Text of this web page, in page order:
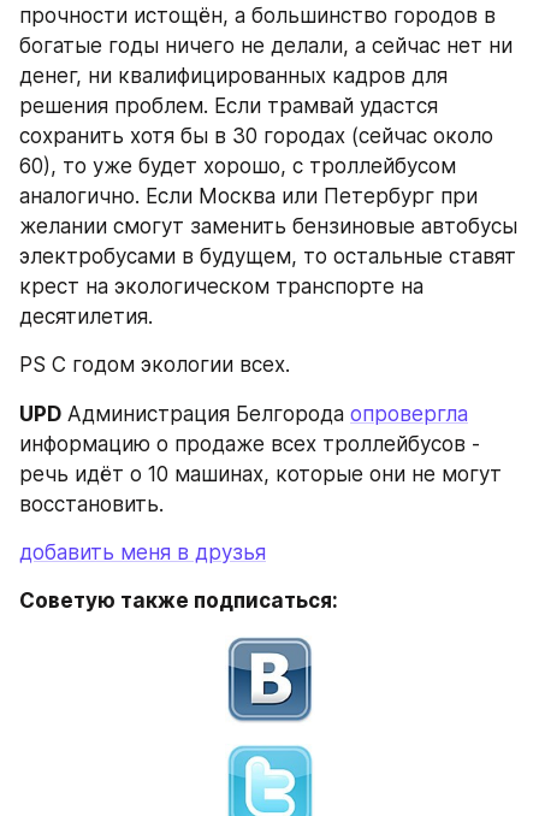
прочности истощён, а большинство городов в
богатые годы ничего не делали, а сейчас нет ни
денег, ни квалифицированных кадров для
решения проблем. Если трамвай удастся
сохранить хотя бы в 30 городах (сейчас около
60), то уже будет хорошо, с троллейбусом
аналогично. Если Москва или Петербург при
желании смогут заменить бензиновые автобусы
электробусами в будущем, то остальные ставят
крест на экологическом транспорте на
десятилетия.
PS С годом экологии всех.
UPD Администрация Белгорода опровергла
информацию о продаже всех троллейбусов -
речь идёт о 10 машинах, которые они не могут
восстановить.
добавить меня в друзья
Советую также подписаться: